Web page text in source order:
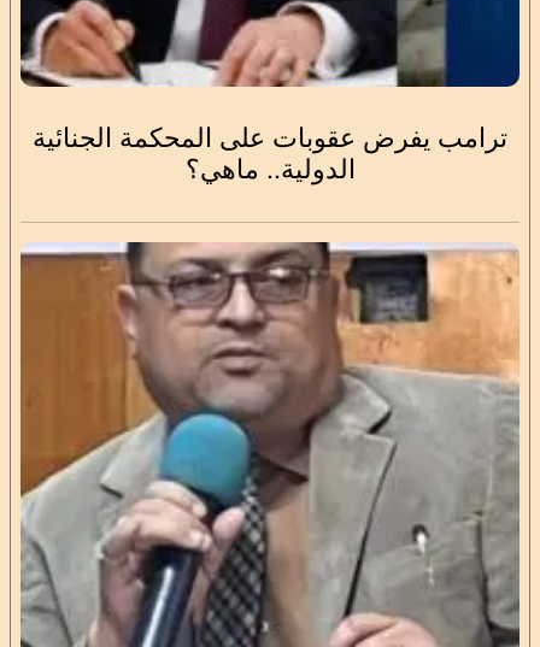
‎ترامب يفرض عقوبات على المحكمة الجنائية
الدولية.. ماهي؟